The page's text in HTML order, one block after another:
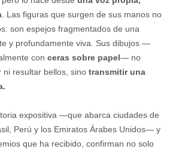
. Las figuras que surgen de sus manos no
son espejos fragmentados de una
y profundamente viva. Sus dibujos —
con ceras sobre papel— no
ni resultar bellos, sino transmitir una
expositiva —que abarca ciudades de
Perú y los Emiratos Árabes Unidos— y
que ha recibido, confirman no solo